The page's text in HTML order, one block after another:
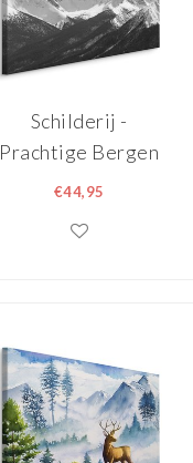
Schilderij -
Prachtige Bergen
in zwart/wit,
€44,95